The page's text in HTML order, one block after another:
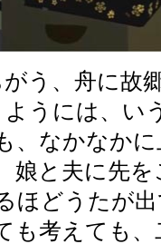
がう、舟に故
ようには、い
、なかなかに
娘と夫に先を
ほどうたが
も考えても、